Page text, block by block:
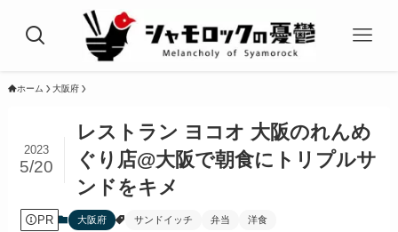
ホーム 大阪府
レストラン ヨコオ 大阪のれんめ
ぐり店@大阪で朝食にトリプルサ
ンドをキメ
2023
5/20
PR 大阪府 サンドイッチ 弁当 洋食